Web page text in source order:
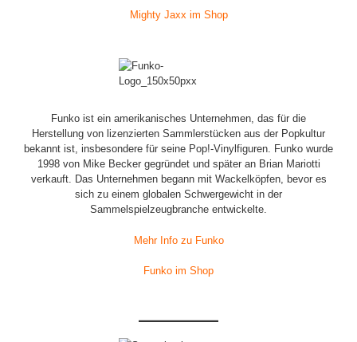
Mighty Jaxx im Shop
Funko ist ein amerikanisches Unternehmen, das für die
Herstellung von lizenzierten Sammlerstücken aus der Popkultur
bekannt ist, insbesondere für seine Pop!-Vinylfiguren. Funko wurde
1998 von Mike Becker gegründet und später an Brian Mariotti
verkauft. Das Unternehmen begann mit Wackelköpfen, bevor es
sich zu einem globalen Schwergewicht in der
Sammelspielzeugbranche entwickelte.
Mehr Info zu Funko
Funko im Shop